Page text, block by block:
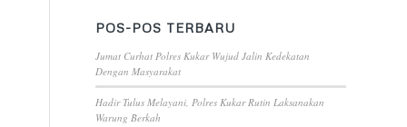
POS-POS TERBARU
Jumat Curhat Polres Kukar Wujud Jalin Kedekatan
Dengan Masyarakat
Hadir Tulus Melayani, Polres Kukar Rutin Laksanakan
Warung Berkah